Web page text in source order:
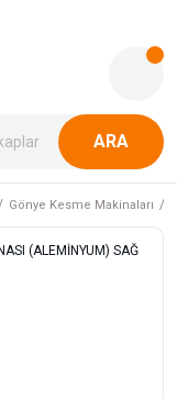
ARA
Gönye Kesme Makinaları